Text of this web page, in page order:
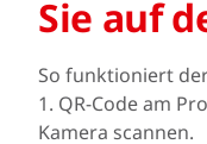
Sie auf
So funktioniert
1. QR-Code am
Kamera scannen.